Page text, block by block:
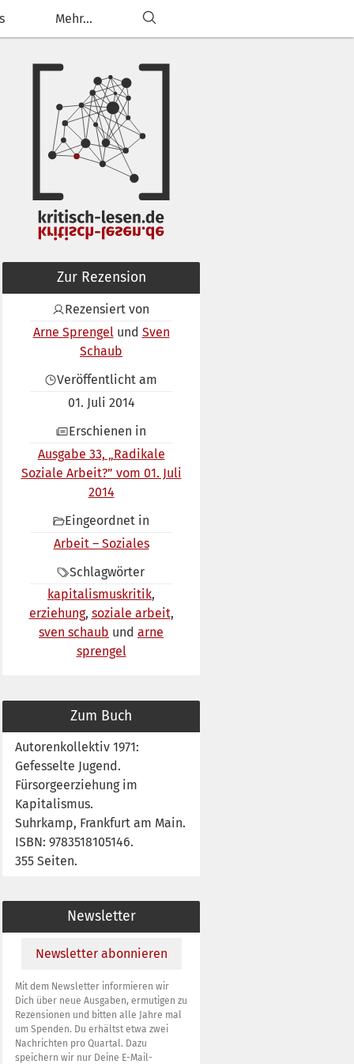
Mehr...
Zur Rezension
Rezensiert von
Arne Sprengel
Sven
Schaub
Veröffentlicht am
01. Juli 2014
Erschienen in
Ausgabe 33, „Radikale
Soziale Arbeit?” vom 01. Juli
2014
Eingeordnet in
Arbeit – Soziales
Schlagwörter
kapitalismuskritik
erziehung soziale arbeit
sven schaub
arne
sprengel
Zum Buch
Autorenkollektiv 1971:
Gefesselte Jugend.
Fürsorgeerziehung im
Kapitalismus.
Suhrkamp, Frankfurt am Main.
ISBN: 9783518105146.
355 Seiten.
Newsletter
Newsletter abonnieren
Mit dem Newsletter informieren wir
Dich über neue Ausgaben, ermutigen zu
Rezensionen und bitten alle Jahre mal
um Spenden. Du erhältst etwa zwei
Nachrichten pro Quartal. Dazu
speichern wir nur Deine E-Mail-